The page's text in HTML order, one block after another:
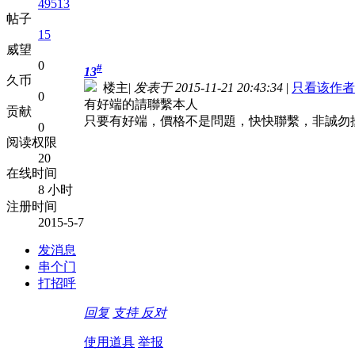
49513
帖子
15
威望
0
久币
0
贡献
0
阅读权限
20
在线时间
8 小时
注册时间
2015-5-7
发消息
串个门
打招呼
13#
楼主| 发表于 2015-11-21 20:43:34 | 只看该作者
有好端的請聯繫本人
只要有好端，價格不是問題，快快聯繫，非誠勿
回复 支持 反对
使用道具 举报